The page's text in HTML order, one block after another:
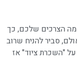
הצרכים שלכם, כך
סביר להניח שרוב
"השכרת ציוד" אז